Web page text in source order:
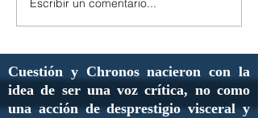
Escribir un comentario...
Cuestión y Chronos nacieron con la
idea de ser una voz crítica, no como
una acción de desprestigio visceral y